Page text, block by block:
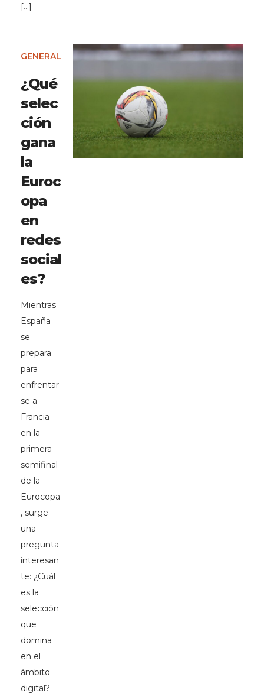
[…]
GENERAL
¿Qué
selec
ción
gana
la
Euroc
opa
en
redes
social
es?
Mientras
España
se
prepara
para
enfrentar
se a
Francia
en la
primera
semifinal
de la
Eurocopa
, surge
una
pregunta
interesan
te: ¿Cuál
es la
selección
que
domina
en el
ámbito
digital?